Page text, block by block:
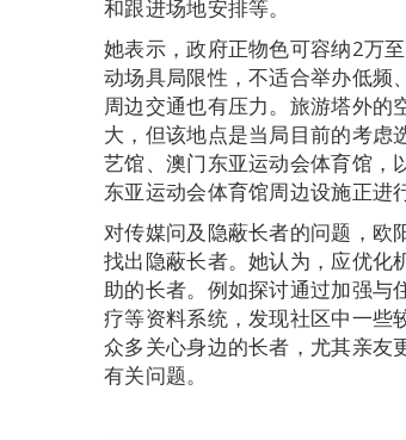
和跟进场地安排等。
她表示，政府正物色可容纳2万
动场具局限性，不适合举办低频
周边交通也有压力。旅游塔外的
大，但该地点是当局目前的考虑
艺馆、澳门东亚运动会体育馆，
东亚运动会体育馆周边设施正进
对传媒问及隐蔽长者的问题，欧
找出隐蔽长者。她认为，应优化
助的长者。例如探讨通过加强与
疗等资料系统，发现社区中一些
众多关心身边的长者，尤其亲友
有关问题。